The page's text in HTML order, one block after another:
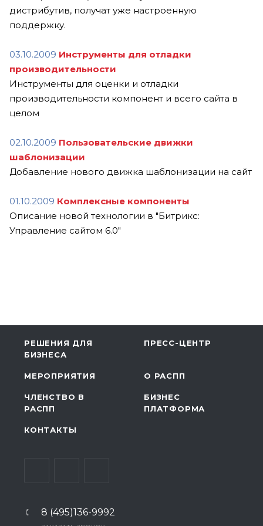
дистрибутив, получат уже настроенную
поддержку.
03.10.2009 Инструменты для отладки
производительности
Инструменты для оценки и отладки
производительности компонент и всего сайта в
целом
02.10.2009 Пользовательские движки
шаблонизации
Добавление нового движка шаблонизации на сайт
01.10.2009 Комплексные компоненты
Описание новой технологии в "Битрикс:
Управление сайтом 6.0"
РЕШЕНИЯ ДЛЯ
БИЗНЕСА
ПРЕСС-ЦЕНТР
МЕРОПРИЯТИЯ О РАСПП
ЧЛЕНСТВО В
РАСПП
БИЗНЕС
ПЛАТФОРМА
КОНТАКТЫ
8 (495)136-9992